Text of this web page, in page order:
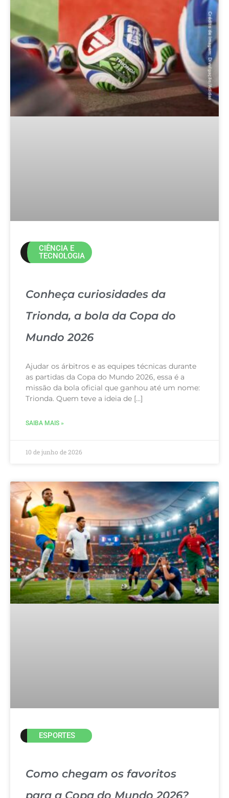
CIÊNCIA E
TECNOLOGIA
Conheça curiosidades da
Trionda, a bola da Copa do
Mundo 2026
Ajudar os árbitros e as equipes técnicas durante
as partidas da Copa do Mundo 2026, essa é a
missão da bola oficial que ganhou até um nome:
Trionda. Quem teve a ideia de […]
SAIBA MAIS »
10 de junho de 2026
ESPORTES
Como chegam os favoritos
para a Copa do Mundo 2026?